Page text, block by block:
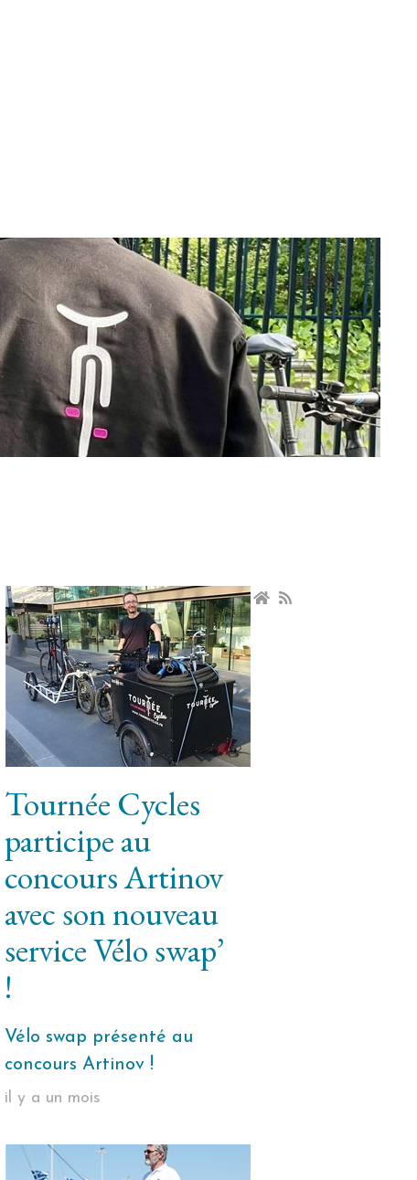
Tournée Cycles
participe au
concours Artinov
avec son nouveau
service Vélo swap’
!
Vélo swap présenté au
concours Artinov !
il y a un mois